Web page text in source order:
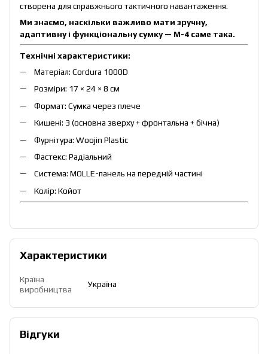
створена для справжнього тактичного навантаження.
Ми знаємо, наскільки важливо мати зручну,
адаптивну і функціональну сумку — М-4 саме така.
Технічні характеристики:
Матеріал: Cordura 1000D
Розміри: 17 × 24 × 8 см
Формат: Сумка через плече
Кишені: 3 (основна зверху + фронтальна + бічна)
Фурнітура: Woojin Plastic
Фастекс: Радіальний
Система: MOLLE-панель на передній частині
Колір: Койот
Характеристики
Країна
виробництва
Україна
Відгуки